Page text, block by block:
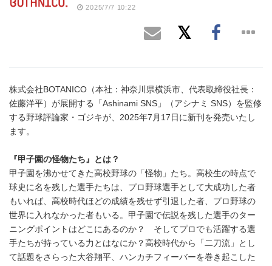
2025/7/7 10:22
株式会社BOTANICO（本社：神奈川県横浜市、代表取締役社長：
佐藤洋平）が展開する「Ashinami SNS」（アシナミ SNS）を監修
する野球評論家・ゴジキが、2025年7月17日に新刊を発売いたし
ます。
『甲子園の怪物たち』とは？
甲子園を沸かせてきた高校野球の「怪物」たち。高校生の時点で
球史に名を残した選手たちは、プロ野球選手として大成功した者
もいれば、高校時代ほどの成績を残せず引退した者、プロ野球の
世界に入れなかった者もいる。甲子園で伝説を残した選手のター
ニングポイントはどこにあるのか？ そしてプロでも活躍する選
手たちが持っている力とはなにか？高校時代から「二刀流」とし
て話題をさらった大谷翔平、ハンカチフィーバーを巻き起こした